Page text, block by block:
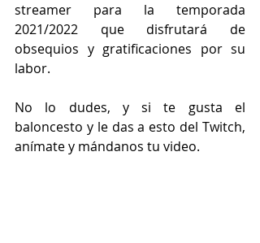
streamer para la temporada
2021/2022 que disfrutará de
obsequios y gratificaciones por su
labor.
No lo dudes, y si te gusta el
baloncesto y le das a esto del Twitch,
anímate y mándanos tu video.